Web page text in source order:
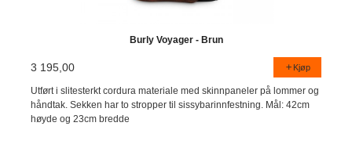
Burly Voyager - Brun
3 195,00 Kjøp
Utført i slitesterkt cordura materiale med skinnpaneler på lommer og
håndtak. Sekken har to stropper til sissybarinnfestning. Mål: 42cm
høyde og 23cm bredde